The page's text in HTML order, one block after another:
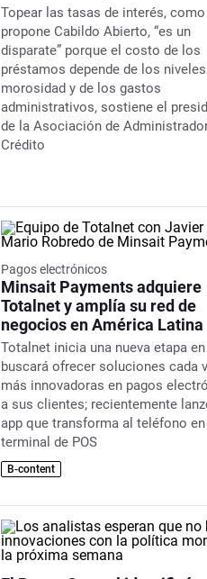
Topear las tasas de interés, como
propone Cabildo Abierto, “es un
disparate” porque el costo de los
préstamos depende de los
morosidad y de los gastos
administrativos, sostiene el
de la Asociación de
Crédito
Pagos electrónicos
Minsait Payments adquiere
Totalnet y amplía su red de
negocios en América Latina
Totalnet inicia una nueva etapa
buscará ofrecer soluciones cada
más innovadoras en pagos
a sus clientes; recientemente
app que transforma al teléfono en
terminal de POS
B-content